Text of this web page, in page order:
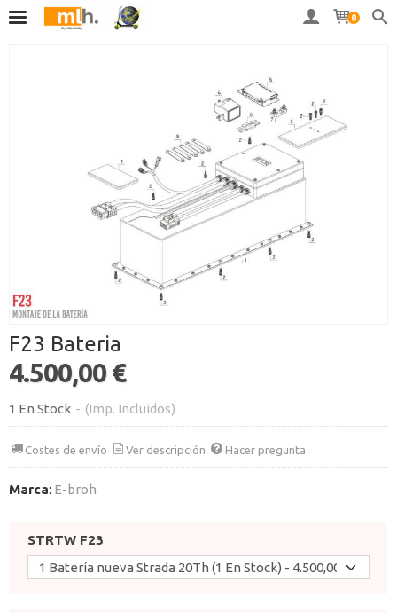
0
F23 Bateria
4.500,00 €
1 En Stock - (Imp. Incluidos)
Costes de envío Ver descripción Hacer pregunta
Marca: E-broh
STRTW F23